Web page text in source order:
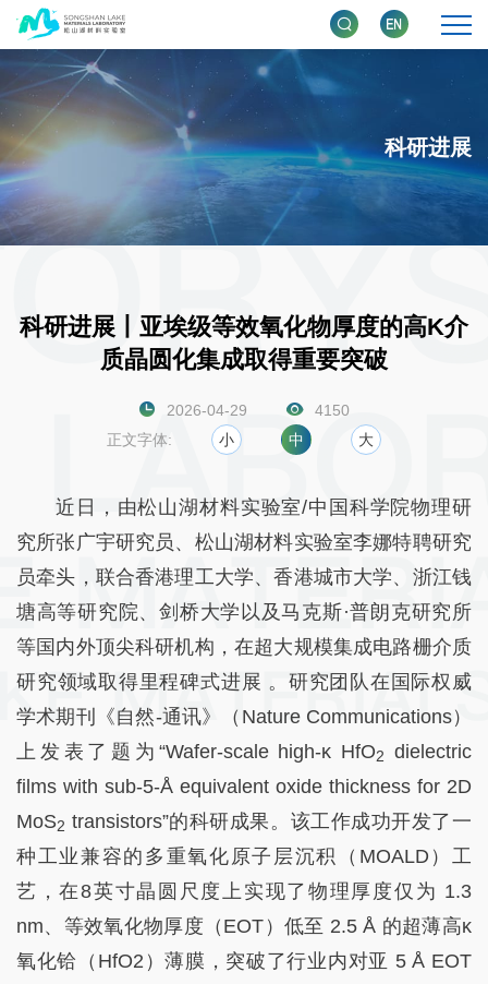
科研进展
科研进展丨亚埃级等效氧化物厚度的高Κ介
质晶圆化集成取得重要突破
2026-04-29
4150
正文字体:
小 中 大
近日，由松山湖材料实验室/中国科学院物理研
究所张广宇研究员、松山湖材料实验室李娜特聘研究
员牵头，联合香港理工大学、香港城市大学、浙江钱
塘高等研究院、剑桥大学以及马克斯·普朗克研究所
等国内外顶尖科研机构，在超大规模集成电路栅介质
研究领域取得里程碑式进展 。研究团队在国际权威
学术期刊《自然-通讯》（Nature Communications）
上发表了题为“Wafer-scale high-κ HfO2
dielectric
films with sub-5-Å equivalent oxide thickness for 2D
MoS2 transistors”的科研成果。该工作成功开发了一
种工业兼容的多重氧化原子层沉积（MOALD）工
艺，在8英寸晶圆尺度上实现了物理厚度仅为 1.3
nm、等效氧化物厚度（EOT）低至 2.5 Å 的超薄高κ
氧化铪（HfO2）薄膜，突破了行业内对亚 5 Å EOT